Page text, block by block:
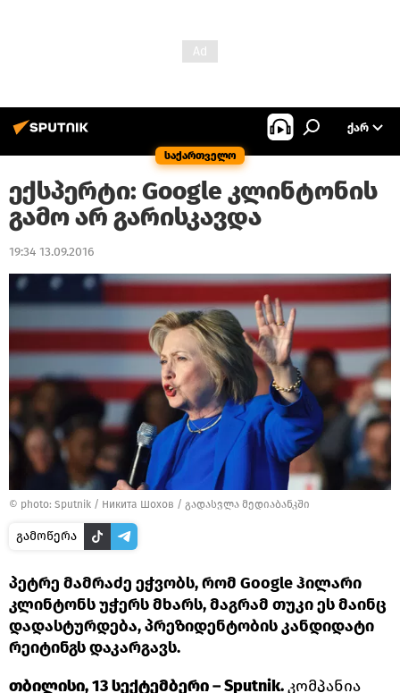
საქართველო
ᲥᲐᲠ
ექსპერტი: Google კლინტონის
გამო არ გარისკავდა
19:34 13.09.2016
© photo: Sputnik / Никита Шохов / გადასვლა მედიაბანკში
გამოწერა
პეტრე მამრაძე ეჭვობს, რომ Google ჰილარი
კლინტონს უჭერს მხარს, მაგრამ თუკი ეს მაინც
დადასტურდება, პრეზიდენტობის კანდიდატი
რეიტინგს დაკარგავს.
თბილისი, 13 სექტემბერი – Sputnik.კომპანია